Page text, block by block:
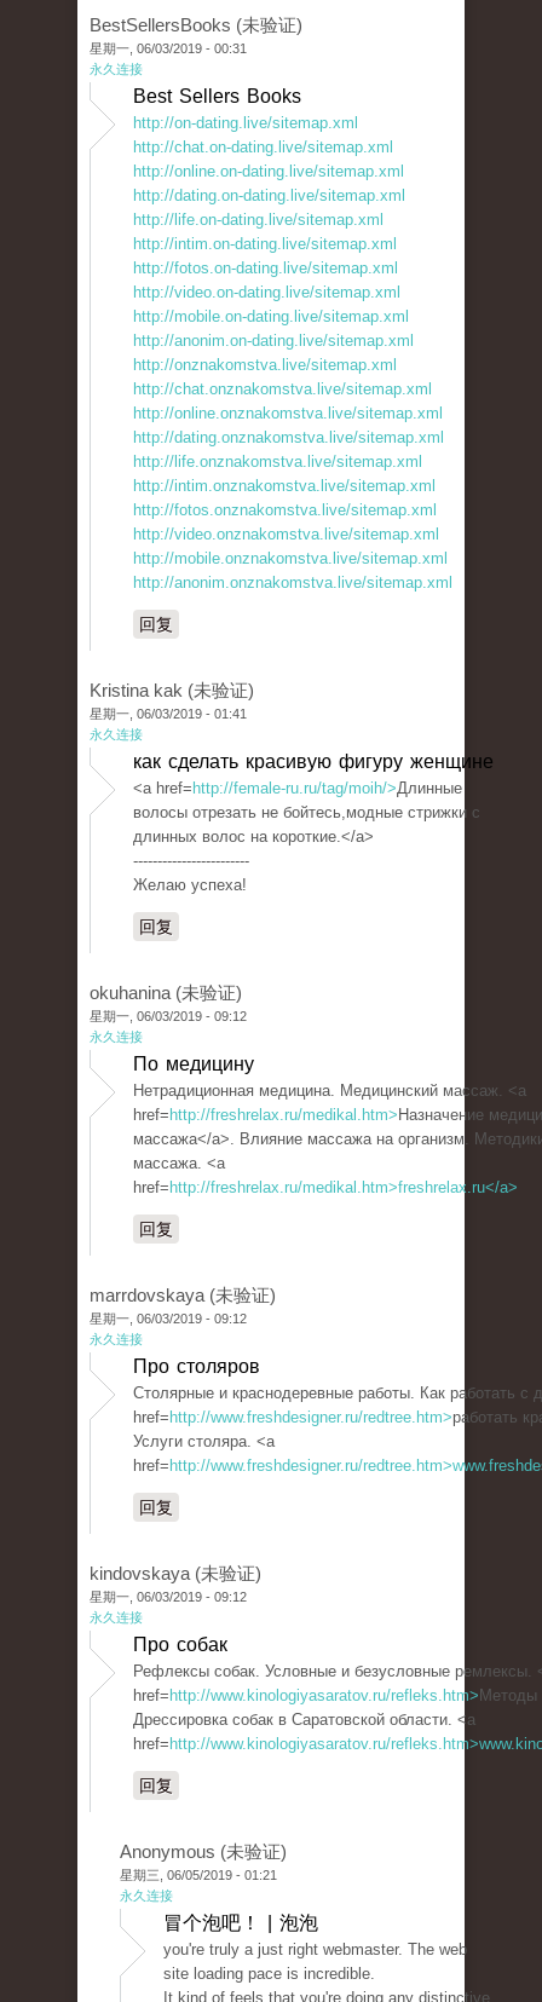
BestSellersBooks (未验证)
星期一, 06/03/2019 - 00:31
永久连接
Best Sellers Books
http://on-dating.live/sitemap.xml
http://chat.on-dating.live/sitemap.xml
http://online.on-dating.live/sitemap.xml
http://dating.on-dating.live/sitemap.xml
http://life.on-dating.live/sitemap.xml
http://intim.on-dating.live/sitemap.xml
http://fotos.on-dating.live/sitemap.xml
http://video.on-dating.live/sitemap.xml
http://mobile.on-dating.live/sitemap.xml
http://anonim.on-dating.live/sitemap.xml
http://onznakomstva.live/sitemap.xml
http://chat.onznakomstva.live/sitemap.xml
http://online.onznakomstva.live/sitemap.xml
http://dating.onznakomstva.live/sitemap.xml
http://life.onznakomstva.live/sitemap.xml
http://intim.onznakomstva.live/sitemap.xml
http://fotos.onznakomstva.live/sitemap.xml
http://video.onznakomstva.live/sitemap.xml
http://mobile.onznakomstva.live/sitemap.xml
http://anonim.onznakomstva.live/sitemap.xml
回复
Kristina kak (未验证)
星期一, 06/03/2019 - 01:41
永久连接
как сделать красивую фигуру женщине
<a href= http://female-ru.ru/tag/moih/>Длинные
волосы отрезать не бойтесь,модные стрижки с
длинных волос на короткие.</a>
------------------------
Желаю успеха!
回复
okuhanina (未验证)
星期一, 06/03/2019 - 09:12
永久连接
По медицину
Нетрадиционная медицина. Медицинский массаж. <a
href= http://freshrelax.ru/medikal.htm> Назначение
массажа</a>. Влияние массажа на организм.
массажа. <a
href= http://freshrelax.ru/medikal.htm>freshrelax.ru</a>
回复
marrdovskaya (未验证)
星期一, 06/03/2019 - 09:12
永久连接
Про столяров
Столярные и краснодеревные работы. Как работать с
href= http://www.freshdesigner.ru/redtree.htm>работать
Услуги столяра. <a
href= http://www.freshdesigner.ru/
回复
kindovskaya (未验证)
星期一, 06/03/2019 - 09:12
永久连接
Про собак
Рефлексы собак. Условные и безусловные ремлексы.
href= http://www.kinologiyasaratov.ru/refleks.htm> Методы
Дрессировка собак в Саратовской области. <a
href= http://www.kinologiyasaratov.ru/
回复
Anonymous (未验证)
星期三, 06/05/2019 - 01:21
永久连接
冒个泡吧！ | 泡泡
you're truly a just right webmaster. The web
site loading pace is incredible.
It kind of feels that you're doing any distinctive